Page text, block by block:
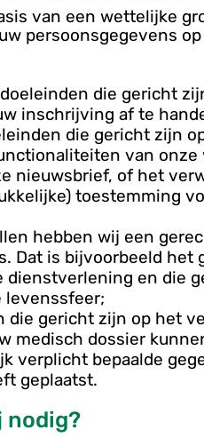
van een wettelijke
persoonsgegevens op
die gericht
inschrijving af te
die gericht zijn
van onze
nieuwsbrief, of het
toestemming
hebben wij een
Dat is bijvoorbeeld het
en die
levenssfeer;
die gericht zijn op het
medisch dossier
verplicht bepaalde
geplaatst.
nodig?